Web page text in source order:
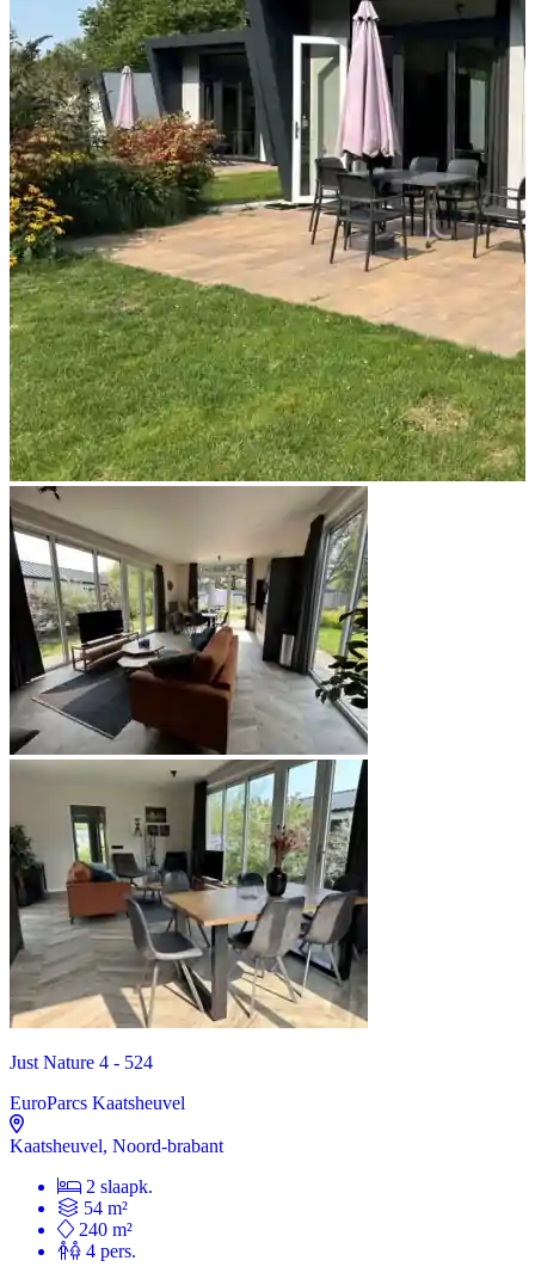
Just Nature 4 - 524
EuroParcs Kaatsheuvel
Kaatsheuvel, Noord-brabant
2 slaapk.
54 m²
240 m²
4 pers.